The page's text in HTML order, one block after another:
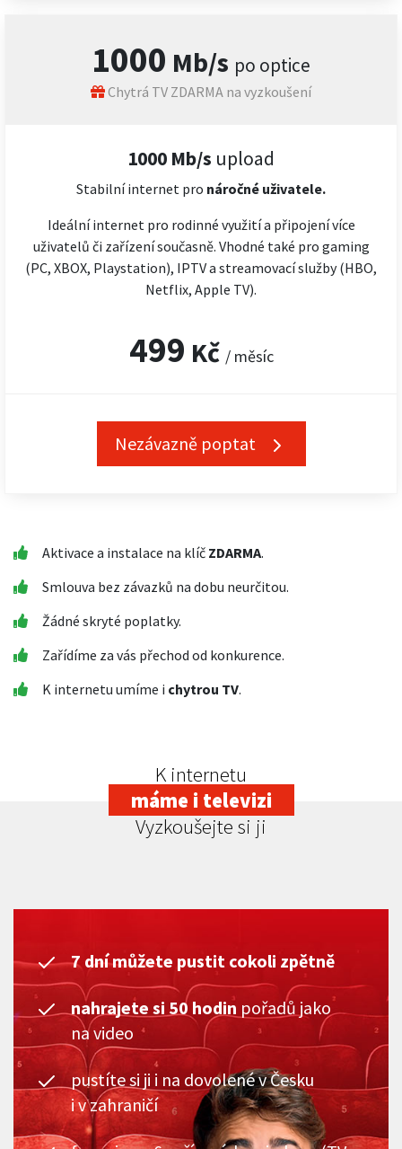
1000 Mb/s po optice
Chytrá TV ZDARMA na vyzkoušení
1000 Mb/s upload
Stabilní internet pro náročné uživatele.
Ideální internet pro rodinné využití a připojení více
uživatelů či zařízení současně. Vhodné také pro gaming
(PC, XBOX, Playstation), IPTV a streamovací služby (HBO,
Netflix, Apple TV).
499 Kč / měsíc
Nezávazně poptat
Aktivace a instalace na klíč ZDARMA.
Smlouva bez závazků na dobu neurčitou.
Žádné skryté poplatky.
Zařídíme za vás přechod od konkurence.
K internetu umíme i chytrou TV.
K internetu
máme i televizi
Vyzkoušejte si ji
7 dní můžete pustit cokoli zpětně
nahrajete si 50 hodin pořadů jako
na video
pustíte si ji i na dovolené v Česku
i v zahraničí